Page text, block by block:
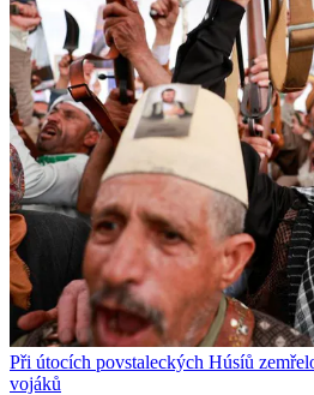
Při útocích povstaleckých Húsíů
vojáků